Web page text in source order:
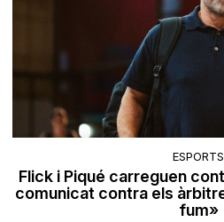
ESPORTS
Flick i Piqué carreguen
comunicat contra els
fum»